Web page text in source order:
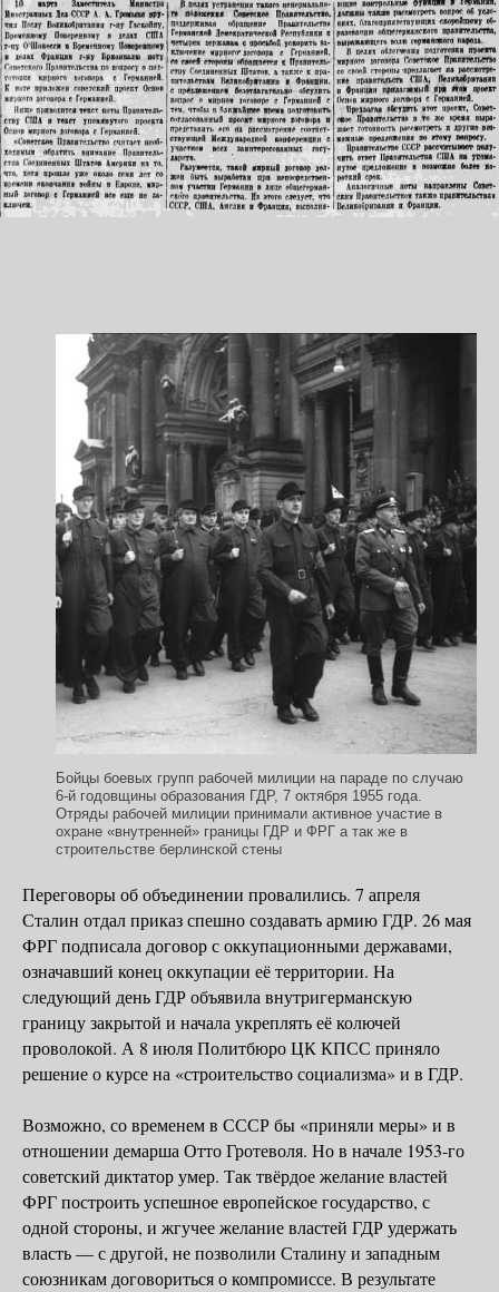
Бойцы боевых групп рабочей милиции на параде по случаю
6-й годовщины образования ГДР, 7 октября 1955 года.
Отряды рабочей милиции принимали активное участие в
охране «внутренней» границы ГДР и ФРГ а так же в
строительстве берлинской стены
Переговоры об объединении провалились. 7 апреля
Сталин отдал приказ спешно создавать армию ГДР. 26 мая
ФРГ подписала договор с оккупационными державами,
означавший конец оккупации её территории. На
следующий день ГДР объявила внутригерманскую
границу закрытой и начала укреплять её колючей
проволокой. А 8 июля Политбюро ЦК КПСС приняло
решение о курсе на «строительство социализма» и в ГДР.
Возможно, со временем в СССР бы «приняли меры» и в
отношении демарша Отто Гротеволя. Но в начале 1953-го
советский диктатор умер. Так твёрдое желание властей
ФРГ построить успешное европейское государство, с
одной стороны, и жгучее желание властей ГДР удержать
власть — с другой, не позволили Сталину и западным
союзникам договориться о компромиссе. В результате